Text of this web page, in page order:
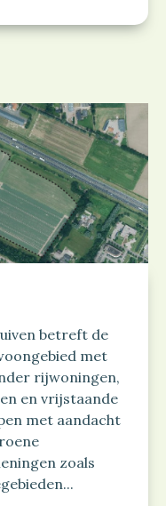
betreft de
met
rijwoningen,
en vrijstaande
met aandacht
zoals